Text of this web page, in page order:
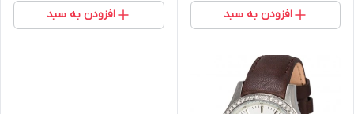
افزودن به سبد افزودن به سبد